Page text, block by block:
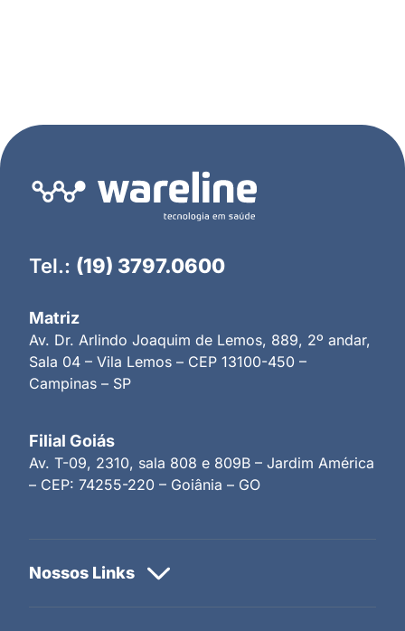
Tel.: (19) 3797.0600
Matriz
Av. Dr. Arlindo Joaquim de Lemos, 889, 2º andar,
Sala 04 – Vila Lemos – CEP 13100-450 –
Campinas – SP
Filial Goiás
Av. T-09, 2310, sala 808 e 809B – Jardim América
– CEP: 74255-220 – Goiânia – GO